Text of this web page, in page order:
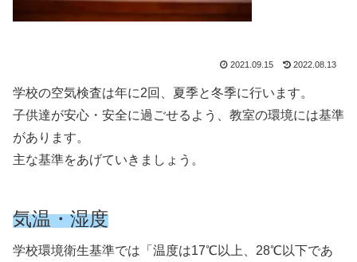
2021.09.15 2022.08.13
学校の空気検査は年に2回、夏季と冬季に行います。
子供達が安心・安全に過ごせるよう、教室の環境には基準
があります。
主な基準をあげていきましょう。
気温・湿度
学校環境衛生基準では「温度は17℃以上、28℃以下であ